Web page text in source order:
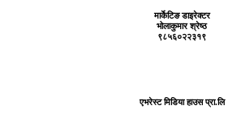
मार्केटिङ डाइरेक्टर
भोलाकुमार श्रेष्ठ
९८५६०२२३१९
एभरेस्ट मिडिया हाउस प्रा.लि